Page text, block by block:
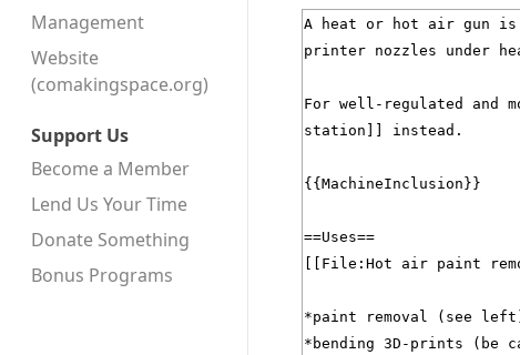
Management
Website
(comakingspace.org)
Support Us
Become a Member
Lend Us Your Time
Donate Something
Bonus Programs